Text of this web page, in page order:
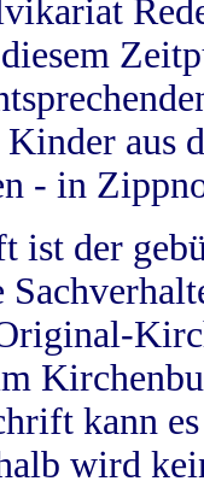
aus
- in
ist der
kann
wird